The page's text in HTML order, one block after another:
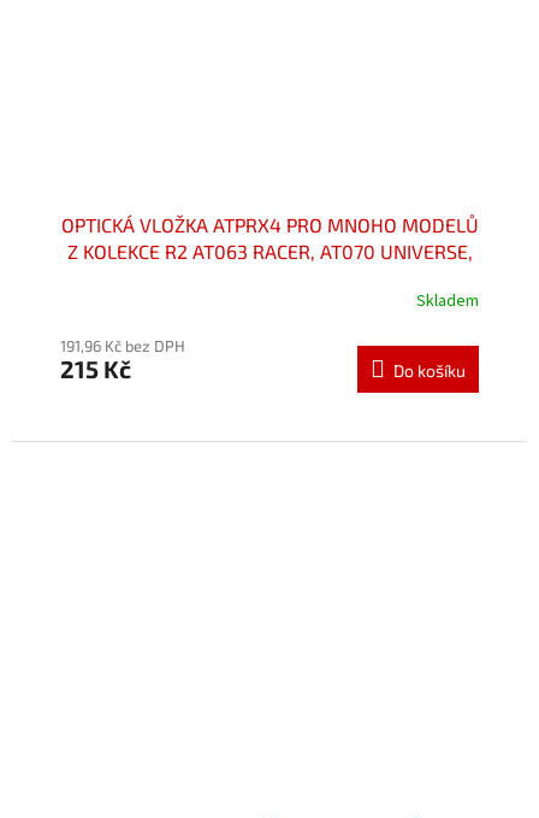
OPTICKÁ VLOŽKA ATPRX4 PRO MNOHO MODELŮ
Z KOLEKCE R2 AT063 RACER, AT070 UNIVERSE,
produktu
je
5
Skladem
191,96 Kč bez DPH
215 Kč Do košíku